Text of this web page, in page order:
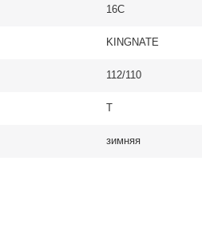
16C
KINGNATE
112/110
T
зимняя